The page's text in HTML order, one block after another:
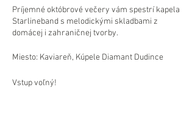
Príjemné októbrové večery vám spestrí kapela
Starlineband s melodickými skladbami z
domácej i zahraničnej tvorby.
Miesto: Kaviareň, Kúpele Diamant Dudince
Vstup voľný!